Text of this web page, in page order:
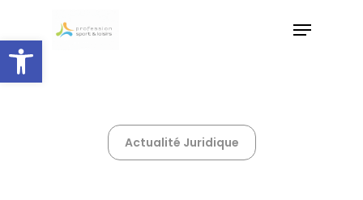
Ouvrir la barre d’outils
main
content
Menu
Actualité Juridique